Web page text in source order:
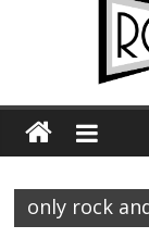
Hellfest 2026
Première édition
only rock